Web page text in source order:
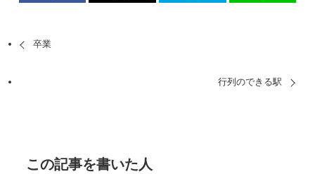
卒業
行列のできる駅
この記事を書いた人